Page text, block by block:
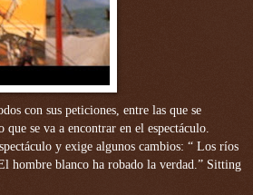
con sus peticiones, entre las que se
se va a encontrar en el espectáculo.
y exige algunos cambios: “ Los ríos
hombre blanco ha robado la verdad.” Sitting